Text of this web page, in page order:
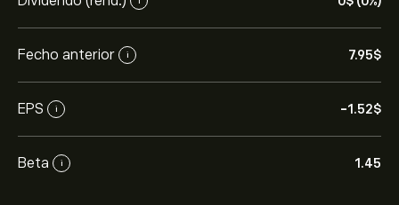
Fecho anterior i 7.95‎$‎
EPS i -1.52‎$‎
Beta i 1.45